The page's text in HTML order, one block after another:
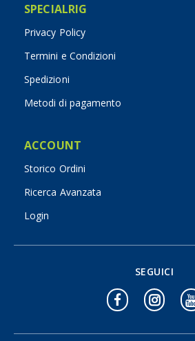
SPECIALRIG
Privacy Policy
Termini e Condizioni
Spedizioni
Metodi di pagamento
ACCOUNT
Storico Ordini
Ricerca Avanzata
Login
SEGUICI